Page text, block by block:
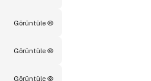
Görüntüle
Görüntüle
Görüntüle